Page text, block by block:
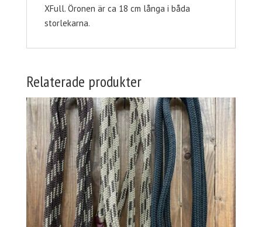
XFull. Öronen är ca 18 cm långa i båda
storlekarna.
Relaterade produkter